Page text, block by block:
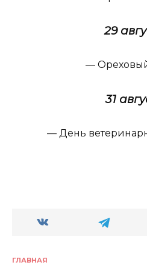
29
—
31
— День
ГЛАВНАЯ